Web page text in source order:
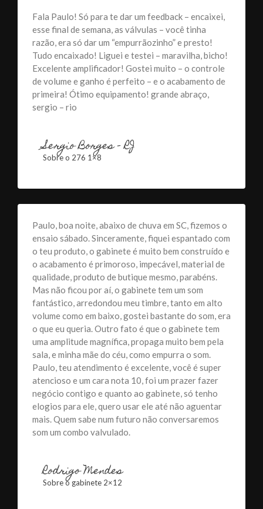
Fala Paulo! Só para te dar um feedback – encaixei,
esse final de semana, as válvulas – você tinha
razão, era só dar um “empurrãozinho” e presto!
Tudo encaixado! Liguei e testei – maravilha, bicho!
Excelente amplificador! Gostei muito – o controle
de volume e ganho é perfeito – e o acabamento de
primeira! Ótimo equipamento! grande abraço,
sergio – rio
Sergio Borges – RJ
Sobre o 276 1×8
Paulo, boa noite, abaixo de chuva em SC, fizemos o
ensaio sábado. Sinceramente, fiquei espantado com
o teu produto, o gabinete é muito bem construído e
o acabamento é primoroso, impecável, material de
qualidade, produto de butique mesmo, parabéns.
Mas não ficou por aí, o gabinete tem um som
fantástico, arredondou meu timbre, tanto em alto
volume como em baixo, gostei bastante do som, era
o que eu queria. Outro fato é que o gabinete tem
uma amplitude magnífica, propaga muito bem pela
sala, e minha mãe do céu, como empurra o som.
Paulo, teu atendimento é excelente, você é super
atencioso e um cara nota 10, foi um prazer fazer
negócio contigo e quanto ao gabinete, só tenho
elogios para ele, quero usar ele até não aguentar
mais. Quem sabe num futuro não conversaremos
som um combo valvulado.
Rodrigo Mendes
Sobre o gabinete 2×12